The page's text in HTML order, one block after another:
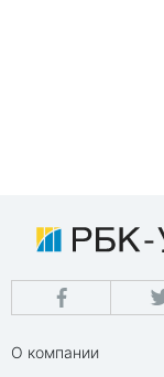
О компании